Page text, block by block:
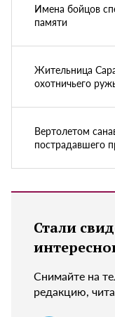
Имена бойцов
памяти
Жительница
охотничьего
Вертолетом
пострадавшего
Стали
Снимайте на
редакцию,